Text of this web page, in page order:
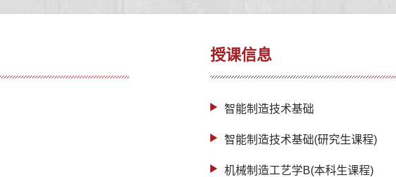
授课信息
智能制造技术基础
智能制造技术基础(研究生课程)
机械制造工艺学B(本科生课程)